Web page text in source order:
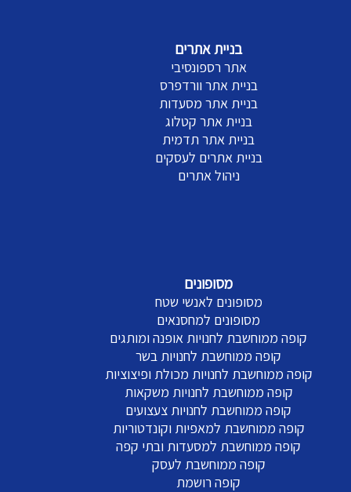
בניית אתרים
אתר רספונסיבי
בניית אתר וורדפרס
בניית אתר מסעדות
בניית אתר קטלוג
בניית אתר תדמית
בניית אתרים לעסקים
ניהול אתרים
מסופונים
מסופונים לאנשי שטח
מסופונים למחסנאים
קופה ממוחשבת לחנויות אופנה ומותגים
קופה ממוחשבת לחנויות בשר
קופה ממוחשבת לחנויות מכולת ופיצוציות
קופה ממוחשבת לחנויות משקאות
קופה ממוחשבת לחנויות צעצועים
קופה ממוחשבת למאפיות וקונדטוריות
קופה ממוחשבת למסעדות ובתי קפה
קופה ממוחשבת לעסק
קופה רושמת